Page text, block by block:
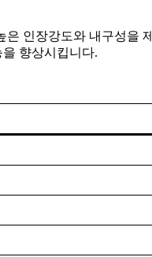
인장강도와 내구성을
향상시킵니다.